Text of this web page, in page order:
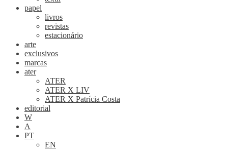
papel
livros
revistas
estacionário
arte
exclusivos
marcas
ater
ATER
ATER X LIV
ATER X Patrícia Costa
editorial
W
A
PT
EN